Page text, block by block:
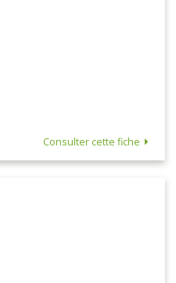
Consulter cette fiche